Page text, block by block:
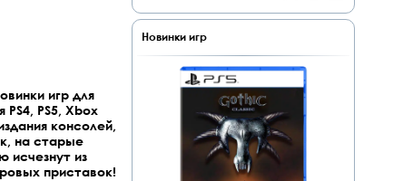
игр для
PS5, Xbox
консолей,
на старые
исчезнут из
приставок!
Новинки игр